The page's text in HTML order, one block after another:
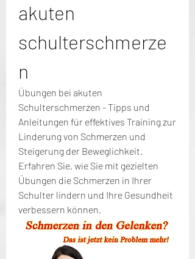
akuten
schulterschmerze
n
Übungen bei akuten
Schulterschmerzen - Tipps und
Anleitungen für effektives Training zur
Linderung von Schmerzen und
Steigerung der Beweglichkeit.
Erfahren Sie, wie Sie mit gezielten
Übungen die Schmerzen in Ihrer
Schulter lindern und Ihre Gesundheit
verbessern können.